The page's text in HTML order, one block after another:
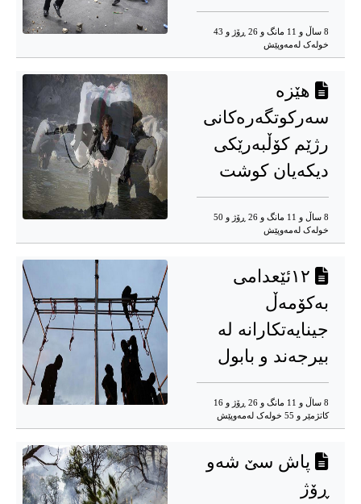
8 ساڵ و 11 مانگ و 26 ڕۆژ و 43
خوله‌ک له‌مه‌وپێش‌
هێزە
سەرکوتگەرەکانی
رژێم کۆڵبەرێکی
دیکەیان کوشت
8 ساڵ و 11 مانگ و 26 ڕۆژ و 50
خوله‌ک له‌مه‌وپێش‌
١٢ئێعدامی
بەکۆمەڵ
جینایەتکارانە لە
بیرجەند و بابول
8 ساڵ و 11 مانگ و 26 ڕۆژ و 16
کاتژمێر و 55 خوله‌ک له‌مه‌وپێش‌
پاش سێ شەو
ڕۆژ